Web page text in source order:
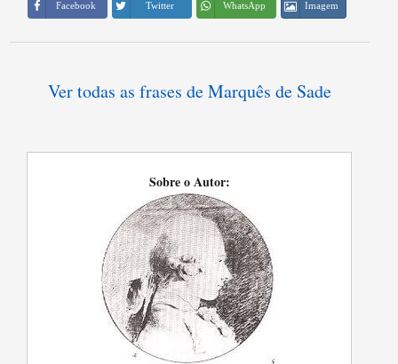
Facebook Twitter WhatsApp Imagem
Ver todas as frases de Marquês de Sade
Sobre o Autor: